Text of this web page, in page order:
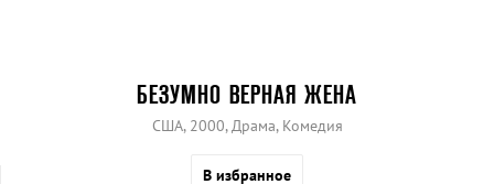
БЕЗУМНО ВЕРНАЯ ЖЕНА
США, 2000, Драма, Комедия
В избранное